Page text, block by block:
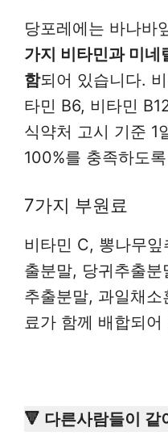
당포레에는 바나바
가지 비타민과 미네
함되어 있습니다.
타민 B6, 비타민
식약처 고시 기준 1
100%를 충족하도
7가지 부원료
비타민 C, 뽕나무
출분말, 당귀추출
추출분말, 과일채
료가 함께 배합되어
🔻 다른사람들이 같